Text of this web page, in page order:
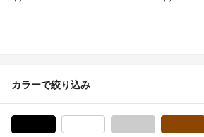
カラーで絞り込み